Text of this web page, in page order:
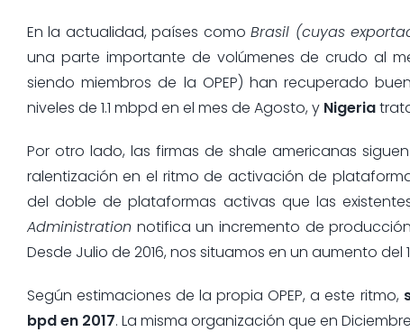
En la actualidad, países comoBrasil (cuyas
una parte importante de volúmenes de crudo al
siendo miembros de la OPEP) han recuperado
niveles de 1.1 mbpd en el mes de Agosto, y Nigeria
Por otro lado, las firmas de shale americanas
ralentización en el ritmo de activación de
del doble de plataformas activas que las
Administration notifica un incremento de
Desde Julio de 2016, nos situamos en un aumento del
Según estimaciones de la propia OPEP, a este ritmo,
bpd en 2017. La misma organización que en